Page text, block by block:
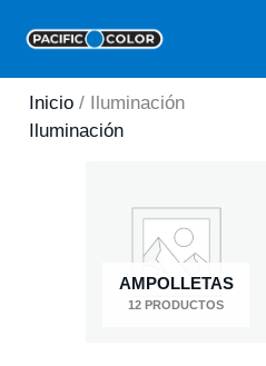
contenido
Inicio / Iluminación
Iluminación
AMPOLLETAS
12 PRODUCTOS